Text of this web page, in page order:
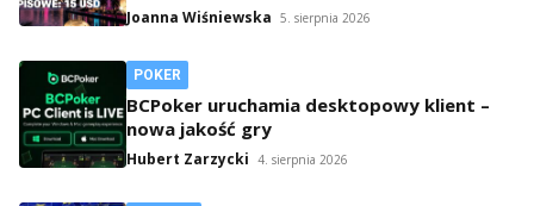
Joanna Wiśniewska 5. sierpnia 2026
POKER
BCPoker uruchamia desktopowy klient –
nowa jakość gry
Hubert Zarzycki 4. sierpnia 2026